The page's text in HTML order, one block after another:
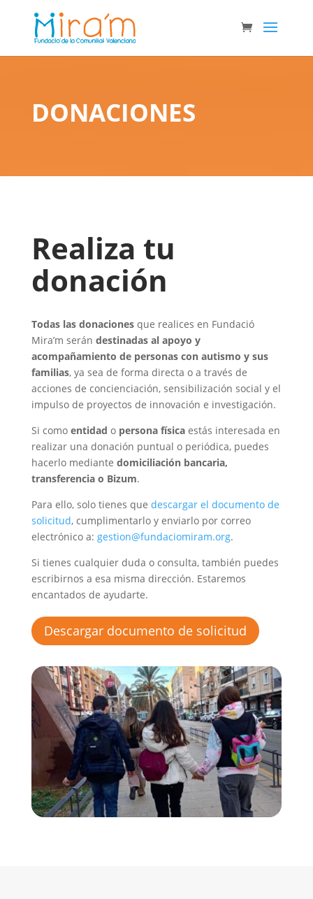
DONACIONES
Realiza tu
donación
Todas las donacionesque realices en Fundació
Mira’m serán destinadas al apoyo y
acompañamiento de personas con autismo y sus
familias, ya sea de forma directa o a través de
acciones de concienciación, sensibilización social y el
impulso de proyectos de innovación e investigación.
Si como entidad o persona físicaestás interesada en
realizar una donación puntual o periódica, puedes
hacerlo mediante domiciliación bancaria,
transferencia o Bizum.
Para ello, solo tienes que descargar el documento de
solicitud, cumplimentarlo y enviarlo por correo
electrónico a: gestion@fundaciomiram.org.
Si tienes cualquier duda o consulta, también puedes
escribirnos a esa misma dirección. Estaremos
encantados de ayudarte.
Descargar documento de solicitud